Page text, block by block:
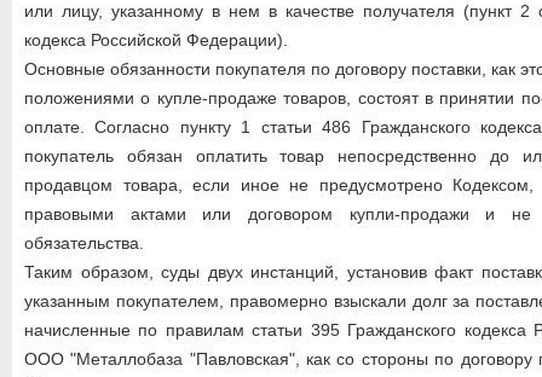
или лицу, указанному в нем в качестве получателя (пункт 2
кодекса Российской Федерации).
Основные обязанности покупателя по договору поставки, как
положениями о купле-продаже товаров, состоят в принятии
оплате. Согласно пункту 1 статьи 486 Гражданского
покупатель обязан оплатить товар непосредственно до
продавцом товара, если иное не предусмотрено
правовыми актами или договором купли-продажи и не
обязательства.
Таким образом, суды двух инстанций, установив факт
указанным покупателем, правомерно взыскали долг за
начисленные по правилам статьи 395 Гражданского кодекса
ООО "Металлобаза "Павловская", как со стороны по договору